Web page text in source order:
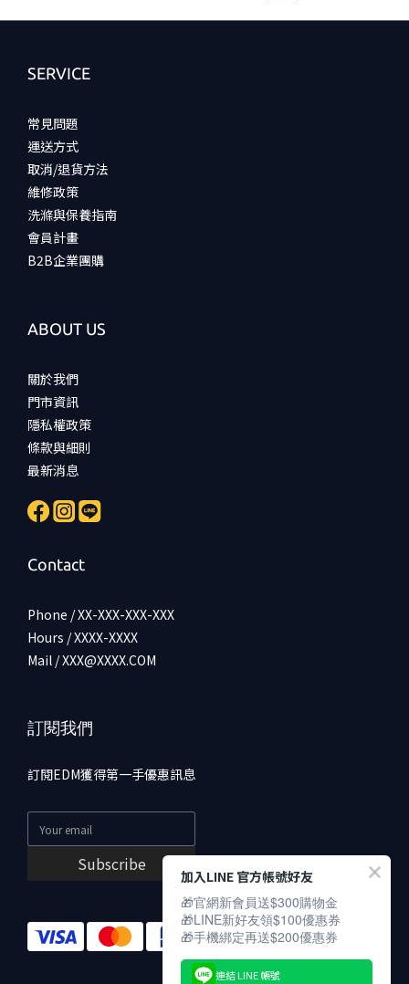
SERVICE
常見問題
運送方式
取消/退貨方法
維修政策
洗滌與保養指南
會員計畫
B2B企業團購
ABOUT US
關於我們
門市資訊
隱私權政策
條款與細則
最新消息
Contact
Phone / XX-XXX-XXX-XXX
Hours / XXXX-XXXX
Mail / XXX@XXXX.COM
訂閱我們
訂閱EDM獲得第一手優惠訊息
Subscribe
加入LINE 官方帳號好友
🎁官網新會員送$300購物金
🎁LINE新好友領$100優惠券
🎁手機綁定再送$200優惠券
連結 LINE 帳號